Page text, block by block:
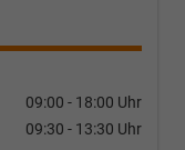
09:00 - 18:00 Uhr
09:30 - 13:30 Uhr